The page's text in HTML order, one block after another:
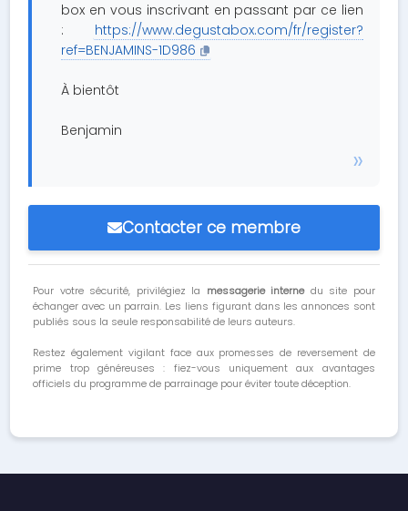
box en vous inscrivant en passant par ce lien
:
https://www.degustabox.com/fr/register?
ref=BENJAMINS-1D986
À bientôt
Benjamin
Contacter ce membre
Pour votre sécurité, privilégiez la messagerie internedu site pour
échanger avec un parrain. Les liens figurant dans les annonces sont
publiés sous la seule responsabilité de leurs auteurs.
Restez également vigilant face aux promesses de reversement de
prime trop généreuses : fiez-vous uniquement aux avantages
officiels du programme de parrainage pour éviter toute déception.